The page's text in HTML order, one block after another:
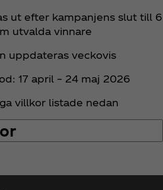
ut efter kampanjens slut till 6
utvalda vinnare
uppdateras veckovis
17 april – 24 maj 2026
villkor listade nedan